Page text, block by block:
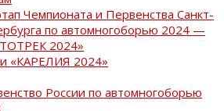
Чемпионата и Первенства Санкт-
по автомногоборью 2024 —
2024»
«КАРЕЛИЯ 2024»
России по автомногоборью